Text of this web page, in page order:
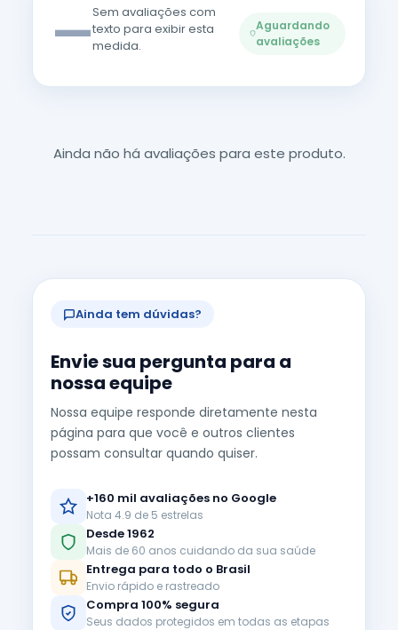
—Sem avaliações com
texto para exibir esta
medida.
Aguardando
avaliações
Ainda não há avaliações para este produto.
Ainda tem dúvidas?
Envie sua pergunta para a
nossa equipe
Nossa equipe responde diretamente nesta
página para que você e outros clientes
possam consultar quando quiser.
+160 mil avaliações no Google
Nota 4.9 de 5 estrelas
Desde 1962
Mais de 60 anos cuidando da sua saúde
Entrega para todo o Brasil
Envio rápido e rastreado
Compra 100% segura
Seus dados protegidos em todas as etapas